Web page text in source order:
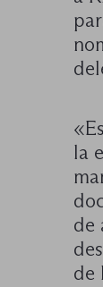
la
de
de